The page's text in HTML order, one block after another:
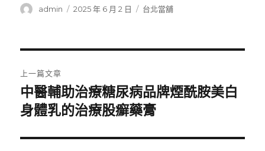
作
admin
發
2025 年 6 月 2 日
分
台北當舖
章
導
覽
上一篇文章
上
一
文
中醫輔助治療糖尿病品牌煙酰胺美白
身體乳的治療股癬藥膏